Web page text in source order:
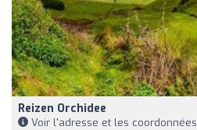
Reizen Orchidee
Voir l'adresse et les coordonnées